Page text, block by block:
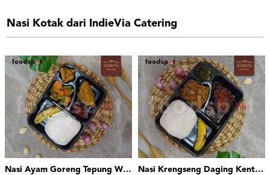
Nasi Kotak dari IndieVia Catering
Nasi Ayam Goreng Tepung Wijen - Bento Box
Nasi Krengseng Daging Kentang - Bento Box